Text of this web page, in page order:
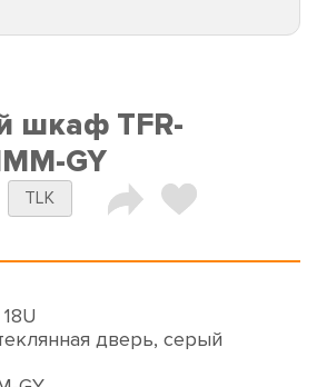
шкаф TFR-
GY
TLK
дверь, серый